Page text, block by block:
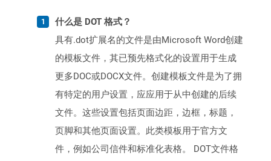
什么是 DOT 格式？
具有.dot扩展名的文件是由Microsoft Word创建
的模板文件，其已预先格式化的设置用于生成
更多DOC或DOCX文件。创建模板文件是为了拥
有特定的用户设置，应应用于从中创建的后续
文件。这些设置包括页面边距，边框，标题，
页脚和其他页面设置。此类模板用于官方文
件，例如公司信件和标准化表格。 DOT文件格